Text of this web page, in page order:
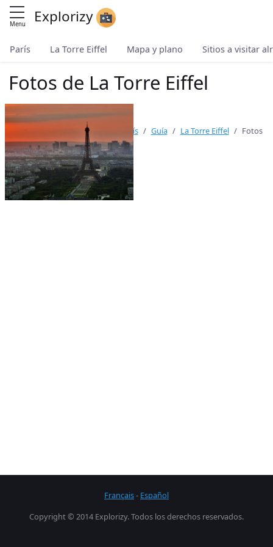
Menu Explorizy
París La Torre Eiffel Mapa y plano Sitios a visitar
Fotos de La Torre Eiffel
Inicio Todos los destinos París Guía La Torre Eiffel Fotos
Français- Español
Copyright © 2014 Explorizy. Todos los derechos reservados.